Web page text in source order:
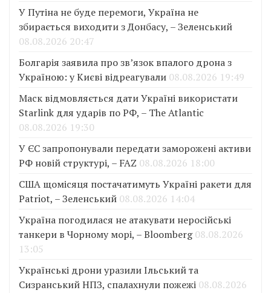
У Путіна не буде перемоги, Україна не
збирається виходити з Донбасу, – Зеленський
08.08.2026 20:47
Болгарія заявила про зв’язок впалого дрона з
Україною: у Києві відреагували 08.08.2026 19:49
Маск відмовляється дати Україні використати
Starlink для ударів по РФ, – The Atlantic
08.08.2026 19:30
У ЄС запропонували передати заморожені активи
РФ новій структурі, – FAZ 08.08.2026 18:00
США щомісяця постачатимуть Україні ракети для
Patriot, – Зеленський 08.08.2026 14:04
Україна погодилася не атакувати неросійські
танкери в Чорному морі, – Bloomberg 08.08.2026
13:05
Українські дрони уразили Ільський та
Сизранський НПЗ, спалахнули пожежі 08.08.2026